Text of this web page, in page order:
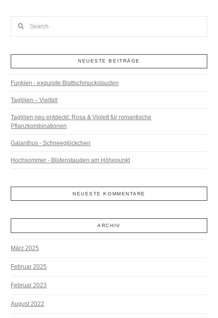
NEUESTE BEITRÄGE
Funkien - exquisite Blattschmuckstauden
Taglilien – Vielfalt
Taglilien neu entdeckt: Rosa & Violett für romantische
Pflanzkombinationen
Galanthus - Schneeglöckchen
Hochsommer - Blütenstauden am Höhepunkt
NEUESTE KOMMENTARE
ARCHIV
März 2025
Februar 2025
Februar 2023
August 2022